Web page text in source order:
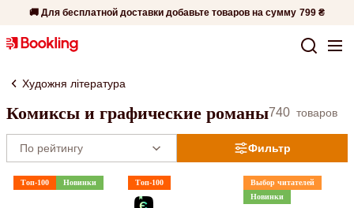
🚚 Для бесплатной доставки добавьте товаров на сумму 799 ₴
Художня література
Комиксы и графические романы740 товаров
Фильтр
Топ-100 Новинки Топ-100
Выбор читателей
Новинки